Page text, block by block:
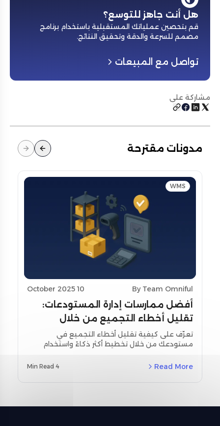
هل أنت جاهز للتوسع؟
قم بتحصين عملياتك المستقبلية باستخدام برنامج
مصمم للسرعة والدقة وتحقيق النتائج.
تواصل مع المبيعات
مشاركة على
مدونات مقترحة
WMS
By Team Omniful
10 October 2025
أفضل ممارسات إدارة المستودعات:
تقليل أخطاء التجميع من خلال
تحسين التخطيط واستخدام أدوات
المسح
تعرّف على كيفية تقليل أخطاء التجميع في
مستودعك من خلال تخطيط أكثر ذكاءً واستخدام
مخصصة لمنطقة الشرق الأوسط وشمال أفريقيا
المستودعات من أومنيفل (Omniful WMS).
Read More
4 Min Read